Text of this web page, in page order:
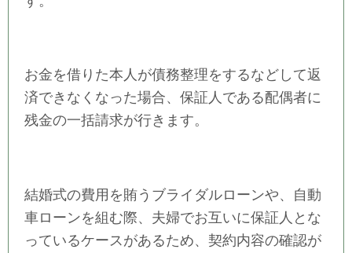
お金を借りた本人が債務整理をするなどして返
済できなくなった場合、保証人である配偶者に
残金の一括請求が行きます。
結婚式の費用を賄うブライダルローンや、自動
車ローンを組む際、夫婦でお互いに保証人とな
っているケースがあるため、契約内容の確認が